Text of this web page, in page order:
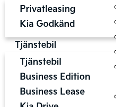
Privatleasing
Kia Godkänd
Tjänstebil
Tjänstebil
Business Edition
Business Lease